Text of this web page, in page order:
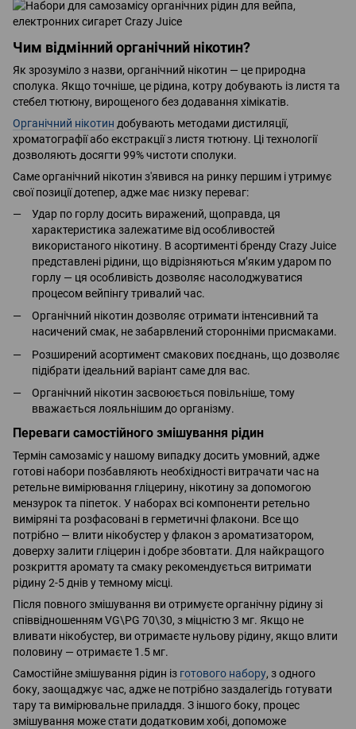
Чим відмінний органічний нікотин?
Як зрозуміло з назви, органічний нікотин — це природна
сполука. Якщо точніше, це рідина, котру добувають із листя та
стебел тютюну, вирощеного без додавання хімікатів.
Органічний нікотин добувають методами дистиляції,
хроматографії або екстракції з листя тютюну. Ці технології
дозволяють досягти 99% чистоти сполуки.
Саме органічний нікотин з'явився на ринку першим і утримує
свої позиції дотепер, адже має низку переваг:
Удар по горлу досить виражений, щоправда, ця
характеристика залежатиме від особливостей
використаного нікотину. В асортименті бренду Crazy Juice
представлені рідини, що відрізняються м’яким ударом по
горлу — ця особливість дозволяє насолоджуватися
процесом вейпінгу тривалий час.
Органічний нікотин дозволяє отримати інтенсивний та
насичений смак, не забарвлений сторонніми присмаками.
Розширений асортимент смакових поєднань, що дозволяє
підібрати ідеальний варіант саме для вас.
Органічний нікотин засвоюється повільніше, тому
вважається лояльнішим до організму.
Переваги самостійного змішування рідин
Термін самозаміс у нашому випадку досить умовний, адже
готові набори позбавляють необхідності витрачати час на
ретельне вимірювання гліцерину, нікотину за допомогою
мензурок та піпеток. У наборах всі компоненти ретельно
виміряні та розфасовані в герметичні флакони. Все що
потрібно — влити нікобустер у флакон з ароматизатором,
доверху залити гліцерин і добре збовтати. Для найкращого
розкриття аромату та смаку рекомендується витримати
рідину 2-5 днів у темному місці.
Після повного змішування ви отримуєте органічну рідину зі
співвідношенням VG\PG 70\30, з міцністю 3 мг. Якщо не
вливати нікобустер, ви отримаєте нульову рідину, якщо влити
половину — отримаєте 1.5 мг.
Самостійне змішування рідин із готового набору, з одного
боку, заощаджує час, адже не потрібно заздалегідь готувати
тару та вимірювальне приладдя. З іншого боку, процес
змішування може стати додатковим хобі, допоможе